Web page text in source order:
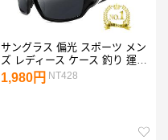
サングラス 偏光 スポーツ メン
ズ レディース ケース 釣り 運
転 ドライブ おしゃれ
1,980円 NT428